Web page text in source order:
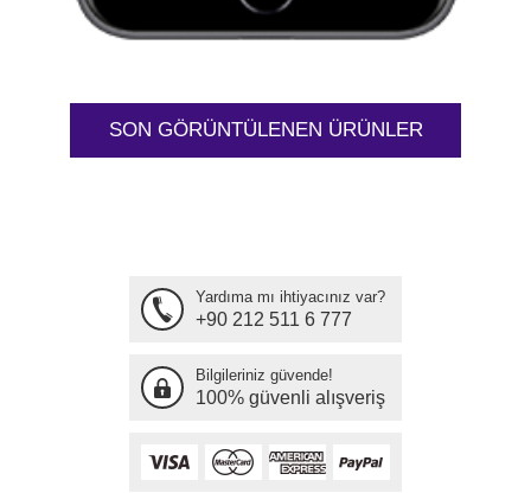
SON GÖRÜNTÜLENEN ÜRÜNLER
Yardıma mı ihtiyacınız var?
+90 212 511 6 777
Bilgileriniz güvende!
100% güvenli alışveriş